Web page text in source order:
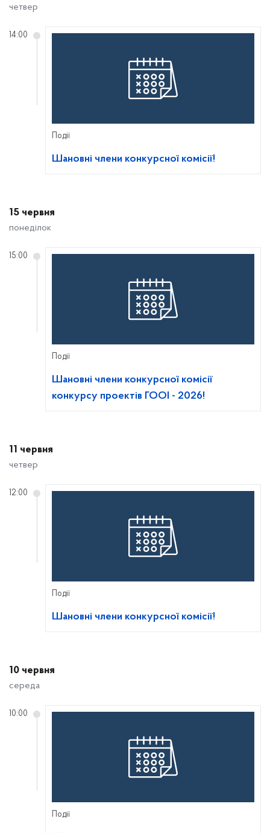
четвер
Події
Шановні члени конкурсної комісії!
14:00
15 червня
понеділок
Події
Шановні члени конкурсної комісії
конкурсу проектів ГООІ - 2026!
15:00
11 червня
четвер
Події
Шановні члени конкурсної комісії!
12:00
10 червня
середа
Події
10:00